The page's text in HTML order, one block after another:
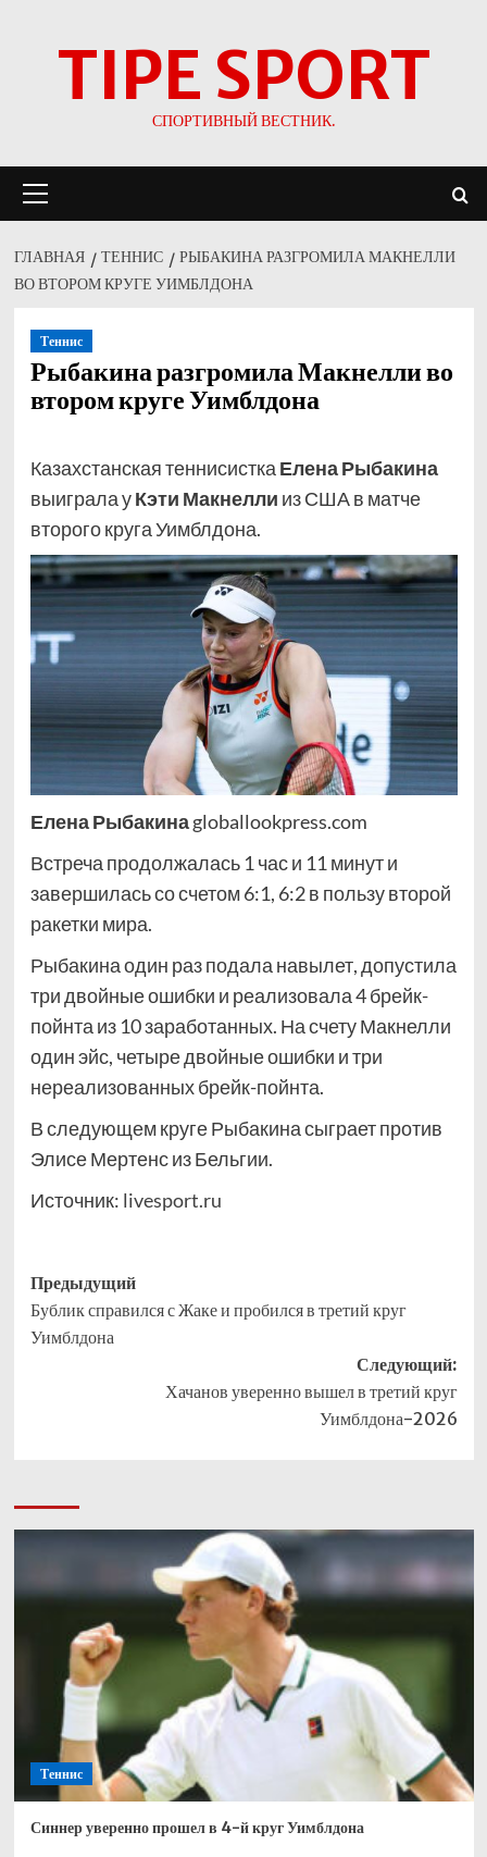
TIPE SPORT
СПОРТИВНЫЙ ВЕСТНИК.
меню
ГЛАВНАЯ ТЕННИС
РЫБАКИНА РАЗГРОМИЛА МАКНЕЛЛИ
ВО ВТОРОМ КРУГЕ УИМБЛДОНА
Теннис
Рыбакина разгромила Макнелли во
втором круге Уимблдона
Казахстанская теннисистка Елена Рыбакина
выиграла уКэти Макнелли из США в матче
второго круга Уимблдона.
Елена Рыбакинаgloballookpress.com
Встреча продолжалась 1 час и 11 минут и
завершилась со счетом 6:1, 6:2 в пользу второй
ракетки мира.
Рыбакина один раз подала навылет, допустила
три двойные ошибки и реализовала 4 брейк-
пойнта из 10 заработанных. На счету Макнелли
один эйс, четыре двойные ошибки и три
нереализованных брейк-пойнта.
В следующем круге Рыбакина сыграет против
Элисе Мертенс из Бельгии.
Источник: livesport.ru
Навигация
записи
Предыдущий
Бублик справился с Жаке и пробился в третий круг
Уимблдона
Следующий:
Хачанов уверенно вышел в третий круг
Уимблдона-2026
Теннис
Синнер уверенно прошел в 4-й круг Уимблдона